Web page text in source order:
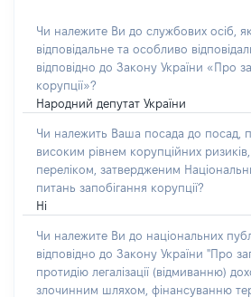
Чи належите Ви до службових осіб,
відповідальне та особливо
відповідно до Закону України «Про
корупції»?
Народний депутат України
Чи належить Ваша посада до посад,
високим рівнем корупційних ризиків,
переліком, затвердженим
питань запобігання корупції?
Ні
Чи належите Ви до національних
відповідно до Закону України "Про
протидію легалізації (відмиванню)
злочинним шляхом, фінансуванню